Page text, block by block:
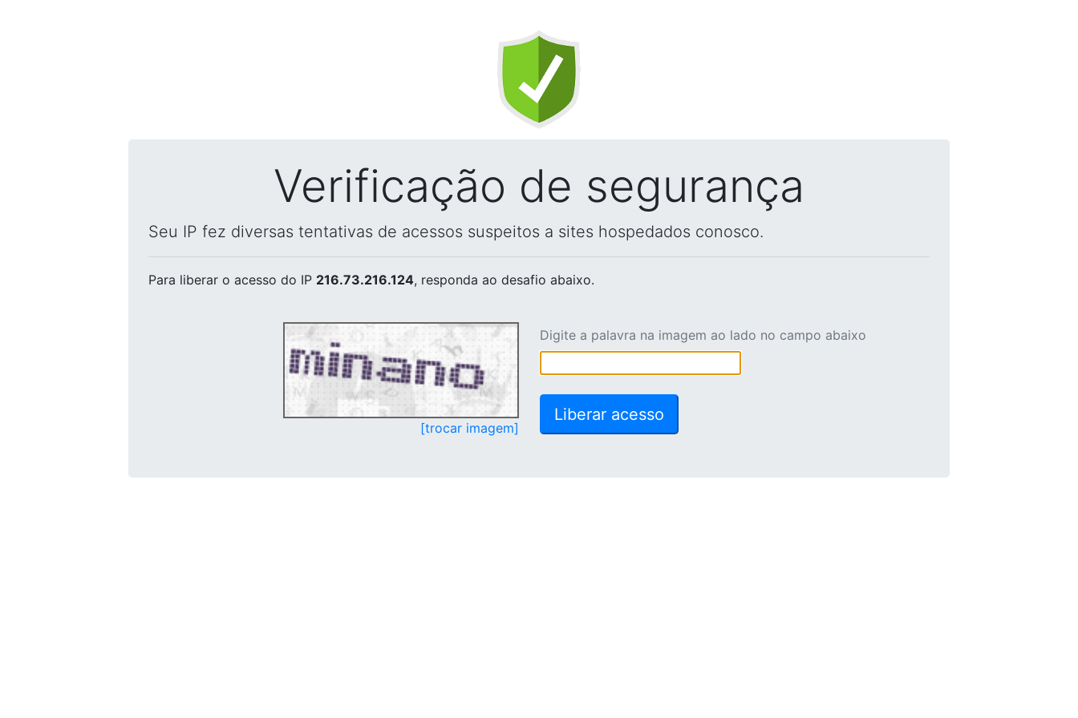
Verificação de segurança
Seu IP fez diversas tentativas de acessos suspeitos a sites hospedados conosco.
Para liberar o acesso do IP 216.73.216.124, responda ao desafio abaixo.
[trocar imagem]
Digite a palavra na imagem ao lado no campo abaixo